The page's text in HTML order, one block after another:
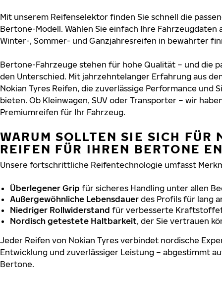
Mit unserem Reifenselektor finden Sie schnell die
Bertone-Modell. Wählen Sie einfach Ihre Fahrzeugdaten
Winter-, Sommer- und Ganzjahresreifen in bewährter
Bertone-Fahrzeuge stehen für hohe Qualität – und die
den Unterschied. Mit jahrzehntelanger Erfahrung aus
Nokian Tyres Reifen, die zuverlässige Performance und
bieten. Ob Kleinwagen, SUV oder Transporter – wir
Premiumreifen für Ihr Fahrzeug.
WARUM SOLLTEN SIE SICH FÜR
REIFEN FÜR IHREN BERTONE
Unsere fortschrittliche Reifentechnologie umfasst
Überlegener Grip für sicheres Handling unter allen
Außergewöhnliche Lebensdauer des Profils für lang
Niedriger Rollwiderstand für verbesserte
Nordisch getestete Haltbarkeit, der Sie vertrauen
Jeder Reifen von Nokian Tyres verbindet nordische
Entwicklung und zuverlässiger Leistung – abgestimmt
Bertone.